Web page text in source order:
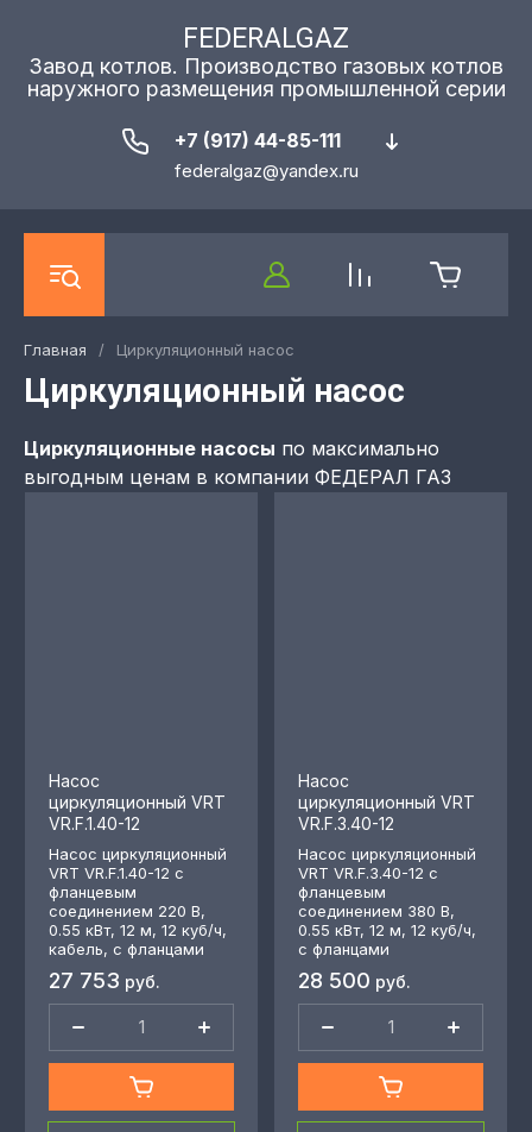
FEDERALGAZ
Завод котлов. Производство газовых котлов
наружного размещения промышленной серии
+7 (917) 44-85-111
federalgaz@yandex.ru
Главная / Циркуляционный насос
Циркуляционный насос
Циркуляционные насосы по максимально
выгодным ценам в компании ФЕДЕРАЛ ГАЗ
Насос
циркуляционный VRT
VR.F.1.40-12
Насос циркуляционный
VRT VR.F.1.40-12 с
фланцевым
соединением 220 В,
0.55 кВт, 12 м, 12 куб/ч,
кабель, с фланцами
27 753 руб.
Насос
циркуляционный VRT
VR.F.3.40-12
Насос циркуляционный
VRT VR.F.3.40-12 с
фланцевым
соединением 380 В,
0.55 кВт, 12 м, 12 куб/ч,
с фланцами
28 500 руб.